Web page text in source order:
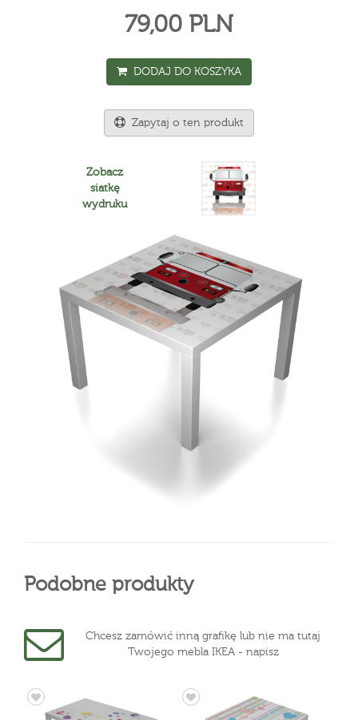
79,00 PLN
DODAJ DO KOSZYKA
Zapytaj o ten produkt
Zobacz
siatkę
wydruku
Podobne produkty
Chcesz zamówić inną grafikę lub nie ma tutaj
Twojego mebla IKEA - napisz